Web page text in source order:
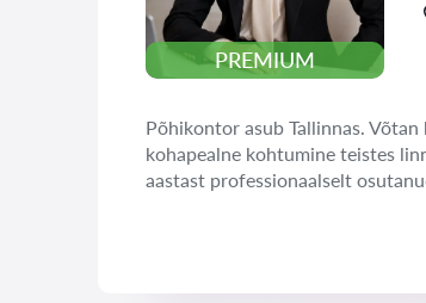
PREMIUM
Põhikontor asub Tallinnas.
kohapealne kohtumine teistes
aastast professionaalselt